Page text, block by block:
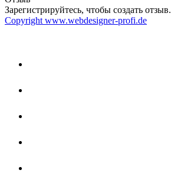
Зарегистрируйтесь, чтобы создать отзыв.
Copyright www.webdesigner-profi.de